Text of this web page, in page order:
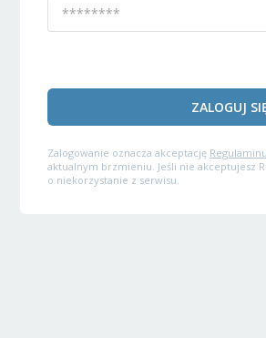
ZALOGUJ
Zalogowanie oznacza akceptację
aktualnym brzmieniu. Jeśli nie akceptujesz
o niekorzystanie z serwisu.